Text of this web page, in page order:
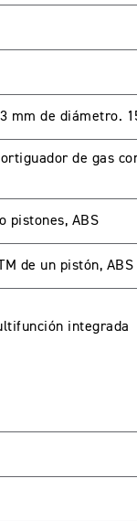
mm de diámetro.
de gas
pistones, ABS
de un pistón, ABS
integrada
Si aun